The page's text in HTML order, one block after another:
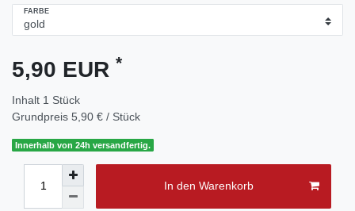
FARBE
5,90 EUR *
Inhalt 1 Stück
Grundpreis 5,90 € / Stück
Innerhalb von 24h versandfertig.
In den Warenkorb